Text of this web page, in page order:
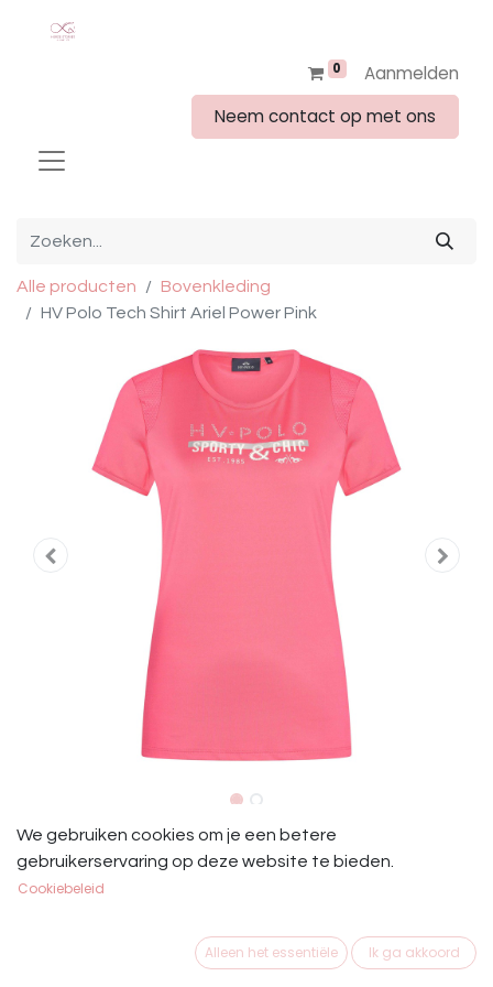
0
Aanmelden
Neem contact op met ons
Alle producten
Bovenkleding
HV Polo Tech Shirt Ariel Power Pink
HV Polo Tech Shirt Ariel Power Pink
HV Polo Tech Shirt Ariel Power Pink
We gebruiken cookies om je een betere
gebruikerservaring op deze website te bieden.
Cookiebeleid
Alleen het essentiële Ik ga akkoord